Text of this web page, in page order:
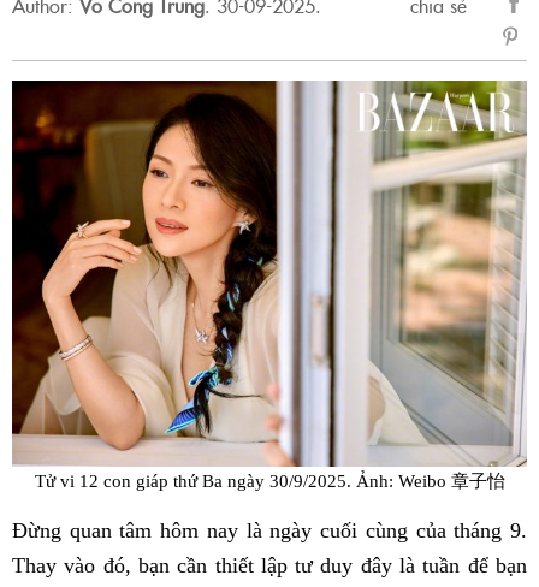
sẻ
Tử vi 12 con giáp thứ Ba ngày 30/9/2025. Ảnh: Weibo 章子怡
Đừng quan tâm hôm nay là ngày cuối cùng của tháng 9.
Thay vào đó, bạn cần thiết lập tư duy đây là tuần để bạn